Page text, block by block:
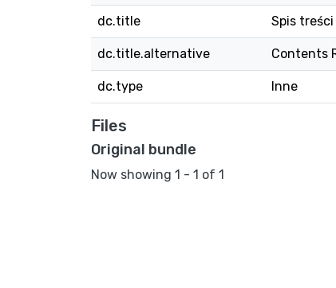
dc.title Spis treści
dc.title.alternative Contents
dc.type Inne
Files
Original bundle
Now showing 1 - 1 of 1